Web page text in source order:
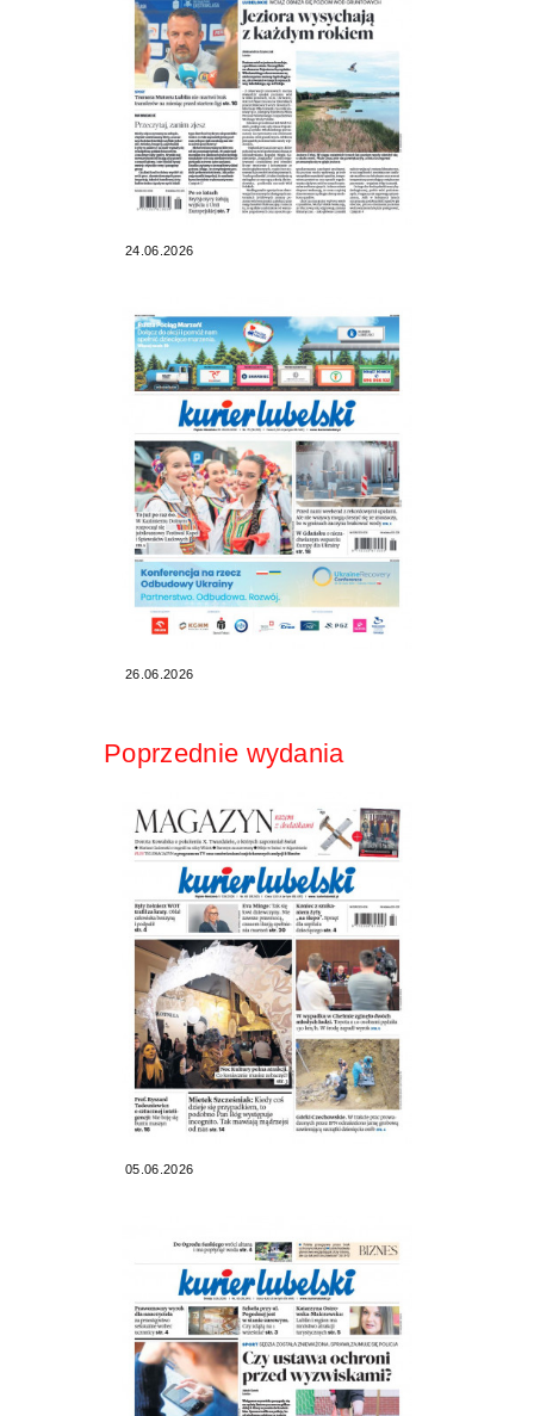
24.06.2026
26.06.2026
Poprzednie wydania
05.06.2026